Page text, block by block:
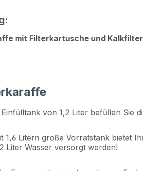
mit Filterkartusche und
von 1,2 Liter befüllen Sie
1,6 Litern große Vorratstank bietet
Liter Wasser versorgt werden!